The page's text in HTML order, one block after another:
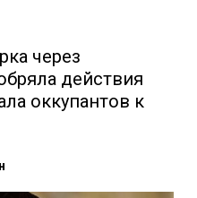
через
действия
оккупантов к